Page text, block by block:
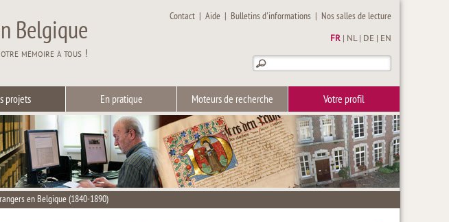
Belgique
mémoire à tous !
Contact |Aide | Bulletins d'informations | Nos salles de lecture
FR NL| DE EN
projets En pratique Moteurs de recherche Votre profil
en Belgique (1840-1890)